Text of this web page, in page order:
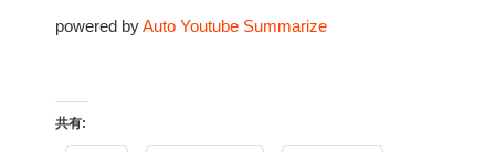
powered byAuto Youtube Summarize
共有: